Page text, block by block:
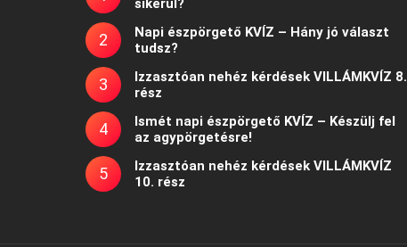
sikerül?
Napi észpörgető KVÍZ – Hány jó választ
tudsz?
Izzasztóan nehéz kérdések VILLÁMKVÍZ 8.
rész
Ismét napi észpörgető KVÍZ – Készülj fel
az agypörgetésre!
Izzasztóan nehéz kérdések VILLÁMKVÍZ
10. rész